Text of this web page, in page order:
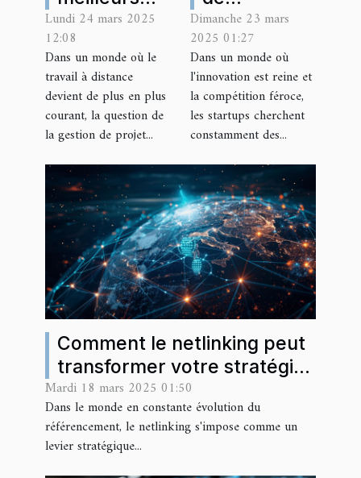
outils de
gestion de
projet pour
les équipes
à distance
Lundi 24 mars 2025
12:08
Dans un monde où le
travail à distance
devient de plus en plus
courant, la question de
la gestion de projet...
croissance
pour
startups en
2023
Comment
échapper à
la saturation
du marché
Dimanche 23 mars
2025 01:27
Dans un monde où
l'innovation est reine et
la compétition féroce,
les startups cherchent
constamment des...
Comment le netlinking peut
transformer votre stratégie
SEO en 2025
Mardi 18 mars 2025 01:50
Dans le monde en constante évolution du
référencement, le netlinking s'impose comme un
levier stratégique...